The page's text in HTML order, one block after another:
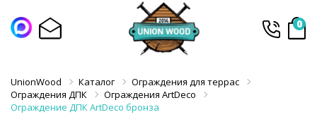
0
UnionWood Каталог
Ограждения для террас
Ограждения ДПК
Ограждения ArtDeco
Ограждение ДПК ArtDeco бронза